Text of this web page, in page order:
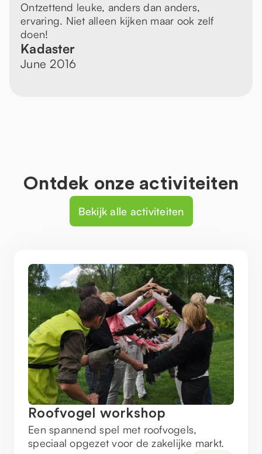
Ontzettend leuke, anders dan anders,
ervaring. Niet alleen kijken maar ook zelf
doen!
Kadaster
June 2016
Ontdek onze activiteiten
Bekijk alle activiteiten
Roofvogel workshop
Een spannend spel met roofvogels,
speciaal opgezet voor de zakelijke markt.